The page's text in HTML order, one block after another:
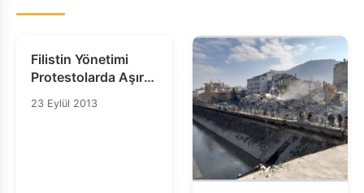
Filistin Yönetimi
Protestolarda Aşırı
Güç Kullanımını
Sonlandırmalı
23 Eylül 2013